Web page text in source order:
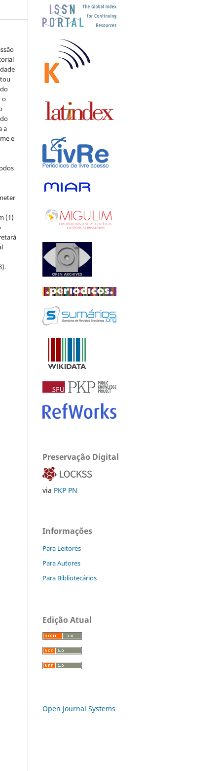
o
a
e
(1)
Preservação Digital
via PKP PN
Informações
Para Leitores
Para Autores
Para Bibliotecários
Edição Atual
Open Journal Systems